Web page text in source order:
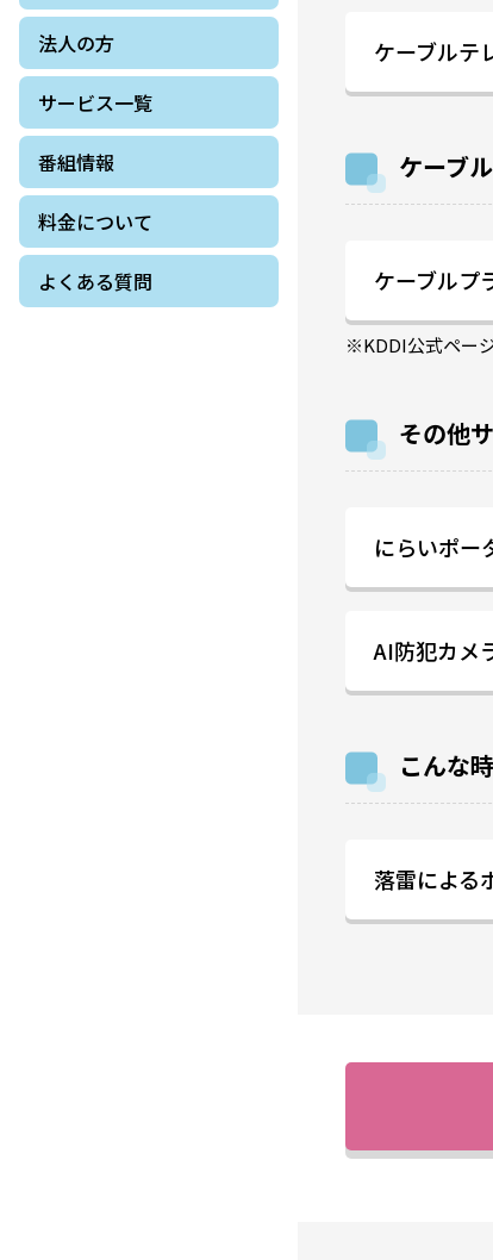
法人の方
サービス一覧
番組情報
料金について
よくある質問
ケーブルテ
ケーブ
ケーブルプ
※KDDI公式ペー
その他
にらいポー
AI防犯カメ
こんな
落雷による